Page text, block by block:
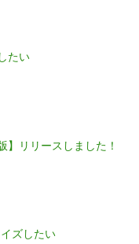
たい
】リリースしました！
ズしたい